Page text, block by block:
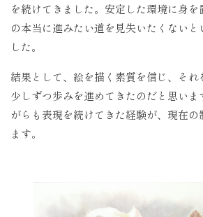
を続けてきました。安定した環境に身
の本当に進みたい道を見失いたくないと
した。
結果として、絵を描く素質を信じ、それ
少しずつ歩みを進めてきたのだと思いま
がらも表現を続けてきた経験が、現在の
ます。